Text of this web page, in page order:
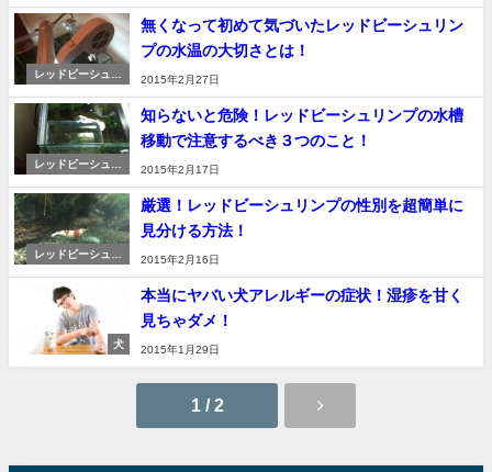
レッドビーシュリ
無くなって初めて気づいたレッドビーシュリン
プの水温の大切さとは！
2015年2月27日
レッドビーシュリ
知らないと危険！レッドビーシュリンプの水槽
移動で注意するべき３つのこと！
2015年2月17日
レッドビーシュリ
厳選！レッドビーシュリンプの性別を超簡単に
見分ける方法！
2015年2月16日
犬
本当にヤバい犬アレルギーの症状！湿疹を甘く
見ちゃダメ！
2015年1月29日
1 / 2